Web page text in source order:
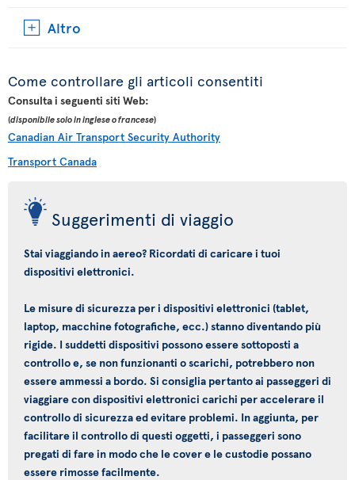
Altro
Come controllare gli articoli consentiti
Consulta i seguenti siti Web:
(disponibile solo in inglese o francese)
Canadian Air Transport Security Authority
Transport Canada
Suggerimenti di viaggio
Stai viaggiando in aereo? Ricordati di caricare i tuoi
dispositivi elettronici.
Le misure di sicurezza per i dispositivi elettronici (tablet,
laptop, macchine fotografiche, ecc.) stanno diventando più
rigide. I suddetti dispositivi possono essere sottoposti a
controllo e, se non funzionanti o scarichi, potrebbero non
essere ammessi a bordo. Si consiglia pertanto ai passeggeri di
viaggiare con dispositivi elettronici carichi per accelerare il
controllo di sicurezza ed evitare problemi. In aggiunta, per
facilitare il controllo di questi oggetti, i passeggeri sono
pregati di fare in modo che le cover e le custodie possano
essere rimosse facilmente.